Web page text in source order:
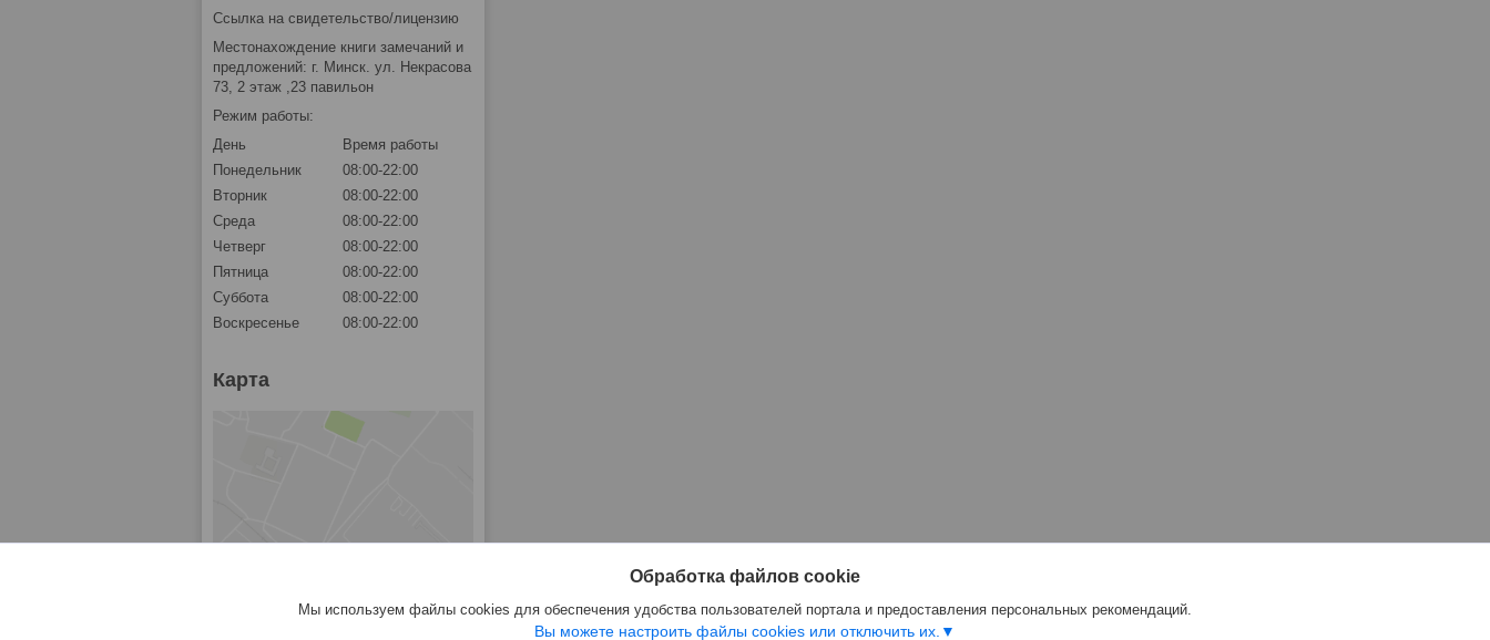
Ссылка на свидетельство/лицензию
Местонахождение книги замечаний и
предложений: г. Минск. ул. Некрасова
73, 2 этаж ,23 павильон
Режим работы:
День
Время работы
Понедельник
08:00-22:00
Вторник
08:00-22:00
Среда
08:00-22:00
Четверг
08:00-22:00
Пятница
08:00-22:00
Суббота
08:00-22:00
Воскресенье
08:00-22:00
Карта
Обработка файлов cookie
Мы используем файлы cookies для обеспечения удобства пользователей портала и предоставления персональных рекомендаций.
Вы можете настроить файлы cookies или отключить их.